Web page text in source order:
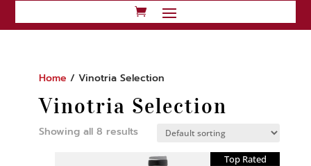
Home / Vinotria Selection
Vinotria Selection
Showing all 8 results
Top Rated